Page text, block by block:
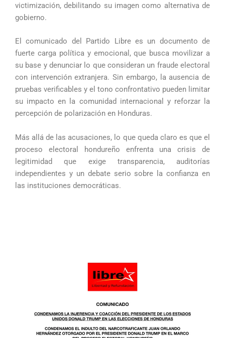
victimización, debilitando su imagen como alternativa de
gobierno.
El comunicado del Partido Libre es un documento de
fuerte carga política y emocional, que busca movilizar a
su base y denunciar lo que consideran un fraude electoral
con intervención extranjera. Sin embargo, la ausencia de
pruebas verificables y el tono confrontativo pueden limitar
su impacto en la comunidad internacional y reforzar la
percepción de polarización en Honduras.
Más allá de las acusaciones, lo que queda claro es que el
proceso electoral hondureño enfrenta una crisis de
legitimidad que exige transparencia, auditorías
independientes y un debate serio sobre la confianza en
las instituciones democráticas.